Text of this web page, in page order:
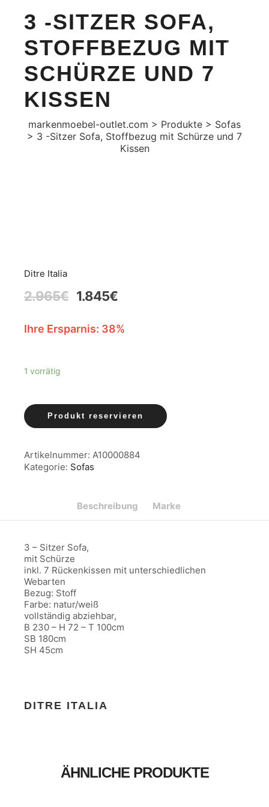
3 -SITZER SOFA,
STOFFBEZUG MIT
SCHÜRZE UND 7
KISSEN
markenmoebel-outlet.com > Produkte > Sofas
> 3 -Sitzer Sofa, Stoffbezug mit Schürze und 7
Kissen
Ditre Italia
2.965€ 1.845€
Ihre Ersparnis: 38%
1 vorrätig
Produkt reservieren
Artikelnummer: A10000884
Kategorie: Sofas
Beschreibung Marke
3 – Sitzer Sofa,
mit Schürze
inkl. 7 Rückenkissen mit unterschiedlichen
Webarten
Bezug: Stoff
Farbe: natur/weiß
vollständig abziehbar,
B 230 – H 72 – T 100cm
SB 180cm
SH 45cm
DITRE ITALIA
ÄHNLICHE PRODUKTE